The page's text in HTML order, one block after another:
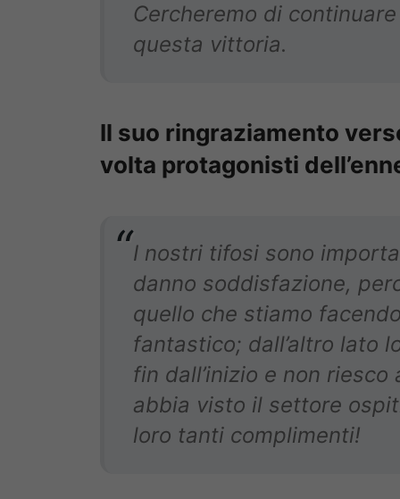
Cercheremo di
questa vittoria.
Il suo ringraziamento
volta protagonisti
I nostri tifosi sono
danno soddisfazione,
quello che stiamo
fantastico; dall’altro lato
fin dall’inizio e non
abbia visto il settore
loro tanti complimenti!